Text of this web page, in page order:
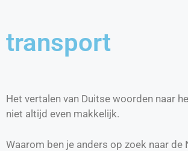
transport
Het vertalen van Duitse woorden naar
niet altijd even makkelijk.
Waarom ben je anders op zoek naar de